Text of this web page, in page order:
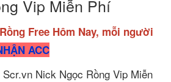
Vip Miễn Phí
Free Hôm Nay, mỗi người
ACC
Nick Ngọc Rồng Vip Miễn